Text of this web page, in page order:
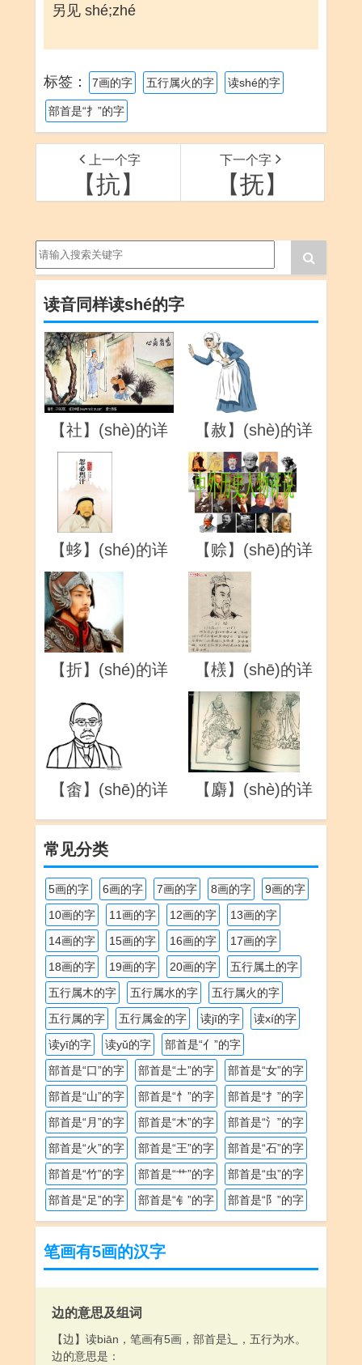
另见 shé;zhé
标签： 7画的字 五行属火的字 读shé的字
部首是“扌”的字
上一个字
【抗】
下一个字
【抚】
读音同样读shé的字
【社】(shè)的详
解
【赦】(shè)的详
解
【蛥】(shé)的详
解
【赊】(shē)的详
解
【折】(shé)的详
【檨】(shē)的详
解
【畬】(shē)的详
【麝】(shè)的详
常见分类
5画的字 6画的字 7画的字 8画的字
9画的字
10画的字
11画的字 12画的字
13画的字
14画的字
15画的字 16画的字
17画的字
18画的字
19画的字 20画的字
五行属土的字
五行属木的字
五行属水的字
五行属火的字
五行属的字
五行属金的字 读jī的字
读xí的字
读yī的字
读yǔ的字
部首是“亻”的字
部首是“口”的字
部首是“土”的字
部首是“女”的字
部首是“山”的字
部首是“忄”的字
部首是“扌”的字
部首是“月”的字
部首是“木”的字
部首是“氵”的字
部首是“火”的字
部首是“王”的字
部首是“石”的字
部首是“竹”的字
部首是“艹”的字
部首是“虫”的字
部首是“足”的字
部首是“钅”的字 部首是“阝”的字
笔画有5画的汉字
边的意思及组词
【边】读biān，笔画有5画，部首是辶，五行为水。
边的意思是：